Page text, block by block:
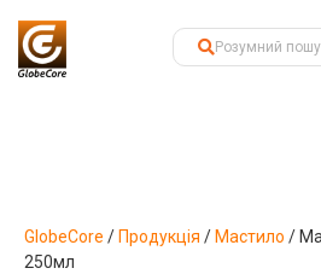
GlobeCore / Продукція / Мастило /
250мл